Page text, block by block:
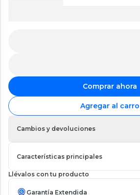
Comprar ahora
Agregar al carro
Cambios y devoluciones
Características principales
Llévalos con tu producto
Garantía Extendida